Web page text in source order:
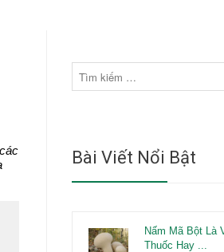
Bài Viết Nổi Bật
Nấm Mã Bột Là
Thuốc Hay ...